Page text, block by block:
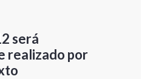
será
realizado por